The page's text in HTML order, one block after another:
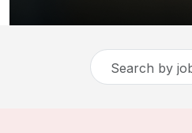
Search
by